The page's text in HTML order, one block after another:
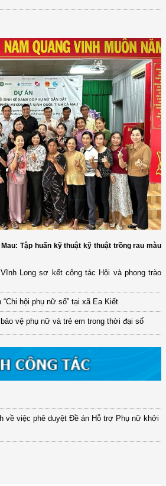
Tập huấn kỹ thuật kỹ thuật trồng rau màu
Long sơ kết công tác Hội và phong trào
hội phụ nữ số” tại xã Ea Kiết
vệ phụ nữ và trẻ em trong thời đại số
đề xuất nhiệm vụ Khoa học, công nghệ và
hiện Quyết định số 2415/QĐ-TTg ngày
phê duyệt Chương trình mục tiêu quốc gia
hiện Nghị quyết số 72-NQ/TW ngày
về việc phê duyệt Đề án Hỗ trợ Phụ nữ khởi